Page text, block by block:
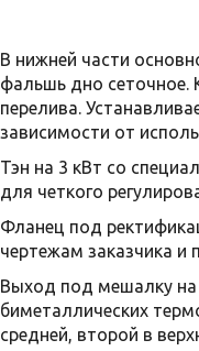
В нижней части
фальшь дно сеточное.
перелива.
зависимости от
Тэн на 3 кВт со
для четкого
Фланец под
чертежам заказчика и
Выход под мешалку на
биметаллических
средней, второй в